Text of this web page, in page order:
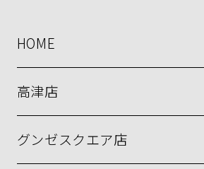
HOME
高津店
グンゼスクエア店